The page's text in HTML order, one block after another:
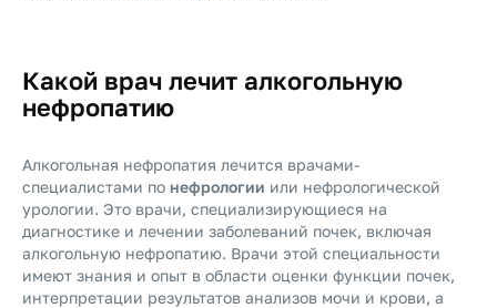
Какой врач лечит алкогольную
нефропатию
Алкогольная нефропатия лечится врачами-
специалистами по нефрологии или нефрологической
урологии. Это врачи, специализирующиеся на
диагностике и лечении заболеваний почек, включая
алкогольную нефропатию. Врачи этой специальности
имеют знания и опыт в области оценки функции почек,
интерпретации результатов анализов мочи и крови, а